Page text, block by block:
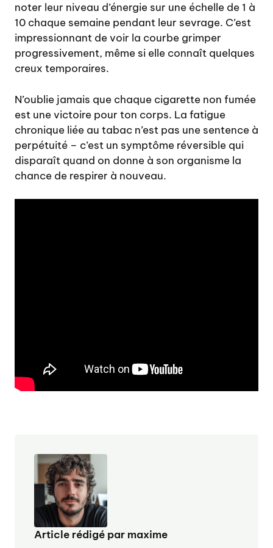
noter leur niveau d’énergie sur une échelle de 1 à
10 chaque semaine pendant leur sevrage. C’est
impressionnant de voir la courbe grimper
progressivement, même si elle connaît quelques
creux temporaires.
N’oublie jamais que chaque cigarette non fumée
est une victoire pour ton corps. La fatigue
chronique liée au tabac n’est pas une sentence à
perpétuité – c’est un symptôme réversible qui
disparaît quand on donne à son organisme la
chance de respirer à nouveau.
Article rédigé par maxime